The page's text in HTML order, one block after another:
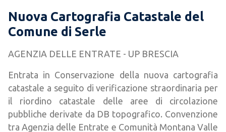
Nuova Cartografia Catastale del
Comune di Serle
AGENZIA DELLE ENTRATE - UP BRESCIA
Entrata in Conservazione della nuova cartografia
catastale a seguito di verificazione straordinaria per
il riordino catastale delle aree di circolazione
pubbliche derivate da DB topografico. Convenzione
tra Agenzia delle Entrate e Comunità Montana Valle